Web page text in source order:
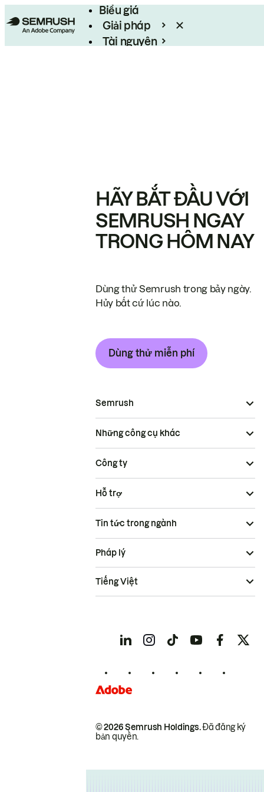
Biểu giá
Giải pháp
Tài nguyên
HÃY BẮT ĐẦU VỚI
SEMRUSH NGAY
TRONG HÔM NAY
Dùng thử Semrush trong bảy ngày.
Hủy bất cứ lúc nào.
Dùng thử miễn phí
Semrush
Những công cụ khác
Công ty
Hỗ trợ
Tin tức trong ngành
© 2026 Semrush Holdings.Đã đăng ký
bản quyền.
Pháp lý
Tiếng Việt